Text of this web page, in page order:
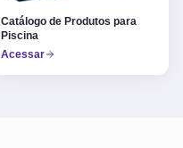
Catálogo de Produtos para
Piscina
Acessar